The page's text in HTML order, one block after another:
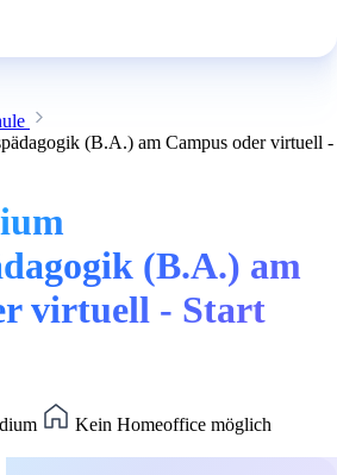
(B.A.) am Campus oder virtuell -
(B.A.) am
virtuell - Start
Kein Homeoffice möglich